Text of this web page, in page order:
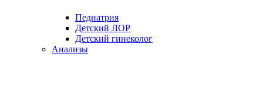
Педиатрия
Детский ЛОР
Детский гинеколог
Анализы